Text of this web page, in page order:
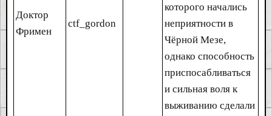
Доктор
Фримен
ctf_gordon
которого начались
неприятности в
Чёрной Мезе,
однако способность
приспосабливаться
и сильная воля к
выживанию сделали